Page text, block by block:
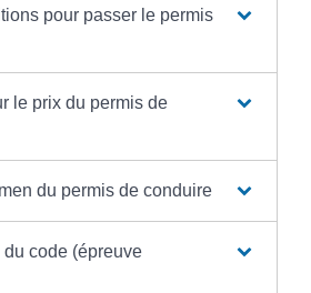
pour passer le permis
le prix du permis de
du permis de conduire
code (épreuve